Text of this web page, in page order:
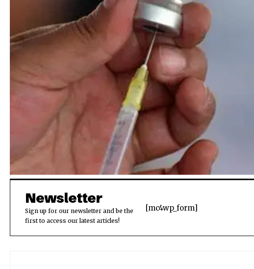
Newsletter
Sign up for our newsletter and be the
first to access our latest articles!
[mc4wp_form]